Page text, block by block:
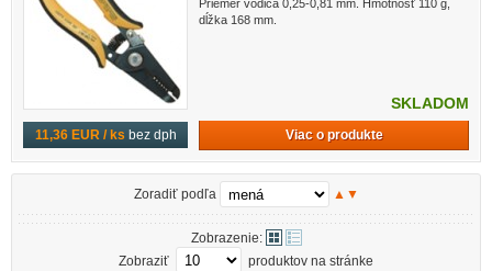
11,36 EUR / ks bez dph
Priemer vodiča 0,25-0,81 mm. Hmotnosť 110 g,
dĺžka 168 mm.
SKLADOM
Viac o produkte
Zoradiť podľa ▲ ▼
Zobrazenie:
Zobraziť
produktov na stránke